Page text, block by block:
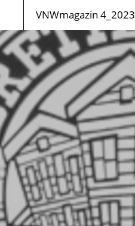
VNWmagazin 4_2023